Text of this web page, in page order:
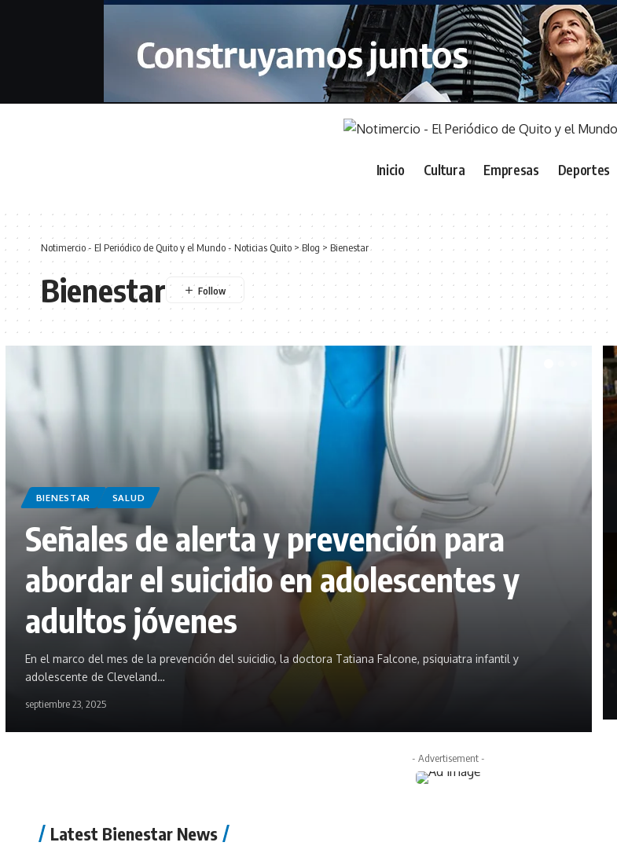
Inicio Cultura Empresas Deportes
Notimercio - El Periódico de Quito y el Mundo - Noticias Quito >Blog > Bienestar
Bienestar
BIENESTAR SALUD
Señales de alerta y prevención para
abordar el suicidio en adolescentes y
adultos jóvenes
En el marco del mes de la prevención del suicidio, la doctora Tatiana Falcone, psiquiatra infantil y
adolescente de Cleveland…
septiembre 23, 2025
- Advertisement -
Latest Bienestar News